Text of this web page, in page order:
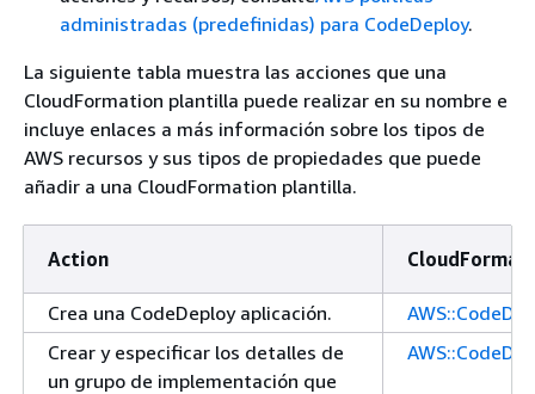
administradas (predefinidas) para CodeDeploy.
La siguiente tabla muestra las acciones que una
CloudFormation plantilla puede realizar en su nombre e
incluye enlaces a más información sobre los tipos de
AWS recursos y sus tipos de propiedades que puede
añadir a una CloudFormation plantilla.
Action
Crea una CodeDeploy aplicación.
Crear y especificar los detalles de
un grupo de implementación que